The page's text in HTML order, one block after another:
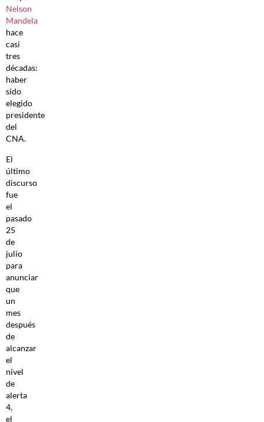
Nelson
Mandela
hace
casi
tres
décadas:
haber
sido
elegido
presidente
del
CNA.
El
último
discurso
fue
el
pasado
25
de
julio
para
anunciar
que
un
mes
después
de
alcanzar
el
nivel
de
alerta
4,
el